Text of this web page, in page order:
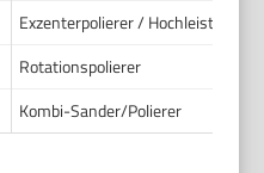
Exzenterpolierer / Hochleistungs
Rotationspolierer
Kombi-Sander/Polierer